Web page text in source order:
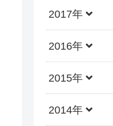
2017年
2016年
2015年
2014年